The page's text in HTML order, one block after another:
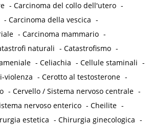
-Carcinoma del collo dell'utero -
-Carcinoma della vescica -
-Carcinoma mammario -
naturali -Catastrofismo -
-Celiachia -Cellule staminali -
violenza -Cerotto al testosterone -
-Cervello / Sistema nervoso centrale -
nervoso enterico -Cheilite -
estetica -Chirurgia ginecologica -